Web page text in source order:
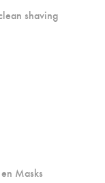
shaving
Masks